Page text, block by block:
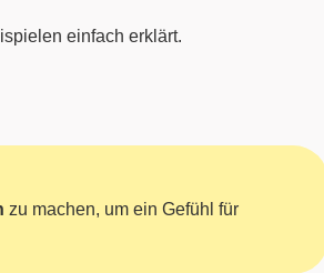
einfach erklärt.
zu machen, um ein Gefühl für